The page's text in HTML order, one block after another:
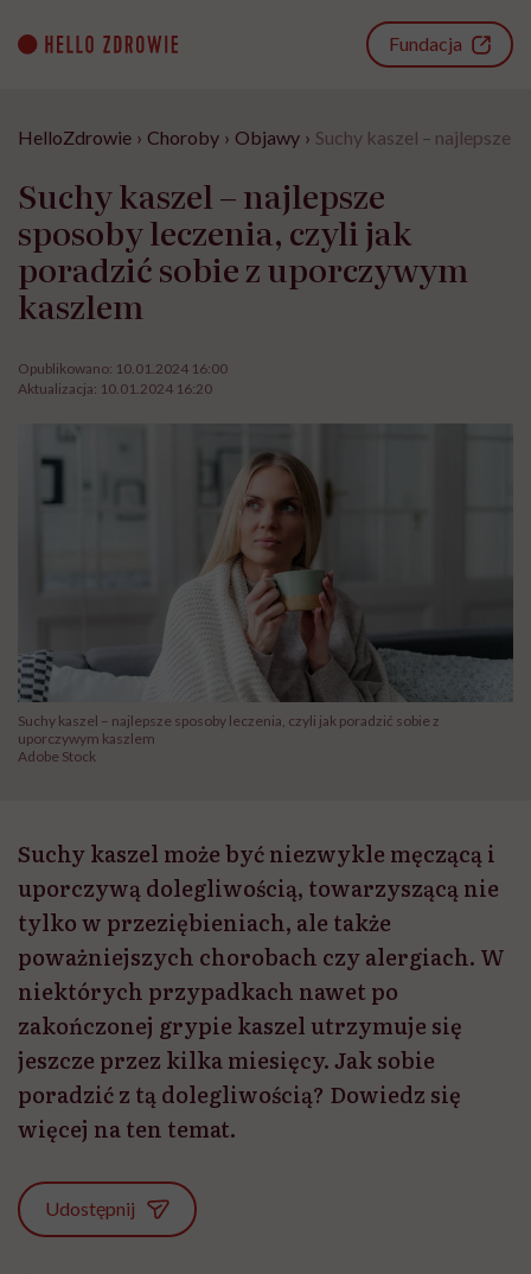
content
Fundacja
HelloZdrowie › Choroby › Objawy › Suchy kaszel – najlepsze
Suchy kaszel – najlepsze
sposoby leczenia, czyli jak
poradzić sobie z uporczywym
kaszlem
Opublikowano: 10.01.2024 16:00
Aktualizacja: 10.01.2024 16:20
Suchy kaszel – najlepsze sposoby leczenia, czyli jak poradzić sobie z
uporczywym kaszlem
Adobe Stock
Suchy kaszel może być niezwykle męczącą i
uporczywą dolegliwością, towarzyszącą nie
tylko w przeziębieniach, ale także
poważniejszych chorobach czy alergiach. W
niektórych przypadkach nawet po
zakończonej grypie kaszel utrzymuje się
jeszcze przez kilka miesięcy. Jak sobie
poradzić z tą dolegliwością? Dowiedz się
więcej na ten temat.
Udostępnij